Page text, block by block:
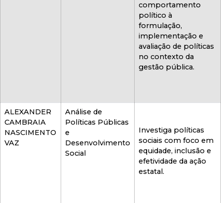
comportamento
político à
formulação,
implementação e
avaliação de políticas
no contexto da
gestão pública.
ALEXANDER
CAMBRAIA
NASCIMENTO
VAZ
Análise de
Políticas Públicas
e
Desenvolvimento
Social
Investiga políticas
sociais com foco em
equidade, inclusão e
efetividade da ação
estatal.